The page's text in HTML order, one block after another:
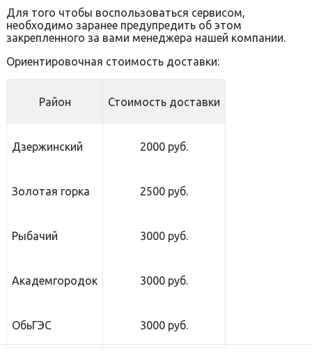
Для того чтобы воспользоваться сервисом,
необходимо заранее предупредить об этом
закрепленного за вами менеджера нашей компании.
Ориентировочная стоимость доставки:
Район Стоимость доставки
Дзержинский 2000 руб.
Золотая горка 2500 руб.
Рыбачий 3000 руб.
Академгородок 3000 руб.
ОбьГЭС 3000 руб.